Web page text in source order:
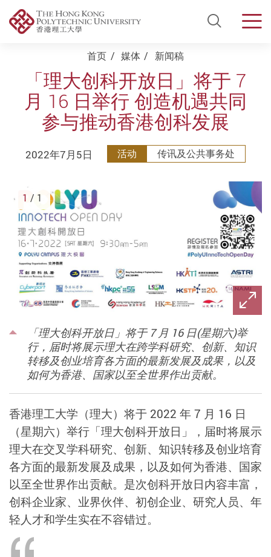
Open
Start main content首页 媒体 新闻稿
「理大创科开放日」将于 7
月 16 日举行 创造机遇共同
参与推动香港创科发展
2022年7月5日 活动 传讯及公共事务处
「理大创科开放日」将于 7 月 16 日(星期六)举
行，届时将展示理大在跨学科研究、创新、知识
转移及创业培育各方面的最新发展及成果，以及
如何为香港、国家以至全世界作出贡献。
1 / 1
香港理工大学（理大）将于 2022 年 7 月 16 日
（星期六）举行「理大创科开放日」，届时将展示
理大在交叉学科研究、创新、知识转移及创业培育
各方面的最新发展及成果，以及如何为香港、国家
以至全世界作出贡献。是次创科开放日内容丰富，
创科企业家、业界伙伴、初创企业、研究人员、年
轻人才和学生实在不容错过。